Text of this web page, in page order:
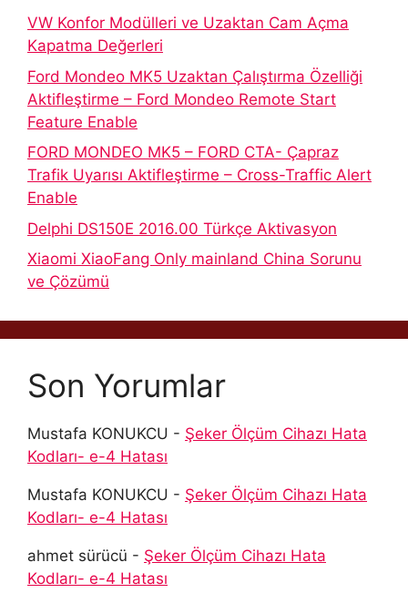
VW Konfor Modülleri ve Uzaktan Cam Açma
Kapatma Değerleri
Ford Mondeo MK5 Uzaktan Çalıştırma Özelliği
Aktifleştirme – Ford Mondeo Remote Start
Feature Enable
FORD MONDEO MK5 – FORD CTA- Çapraz
Trafik Uyarısı Aktifleştirme – Cross-Traffic Alert
Enable
Delphi DS150E 2016.00 Türkçe Aktivasyon
Xiaomi XiaoFang Only mainland China Sorunu
ve Çözümü
Son Yorumlar
Mustafa KONUKCU - Şeker Ölçüm Cihazı Hata
Kodları- e-4 Hatası
Mustafa KONUKCU - Şeker Ölçüm Cihazı Hata
Kodları- e-4 Hatası
ahmet sürücü - Şeker Ölçüm Cihazı Hata
Kodları- e-4 Hatası